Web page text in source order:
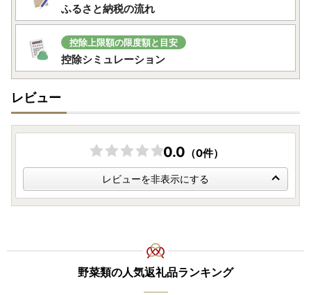
〒311-3892 茨城県行方市麻生1561番地9
行方市ふるさと応援寄附金事務局
（行方市企画部魅力発信課）
ふるさと納税の流れ
控除上限額の限度額と目安
控除シミュレーション
レビュー
0.0 （0件）
レビューを非表示にする
野菜類の人気返礼品ランキング